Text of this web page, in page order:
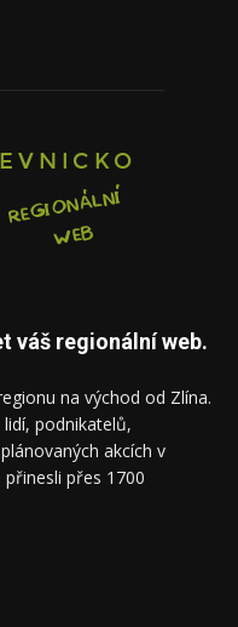
váš regionální web.
na východ od Zlína.
podnikatelů,
akcích v
přes 1700